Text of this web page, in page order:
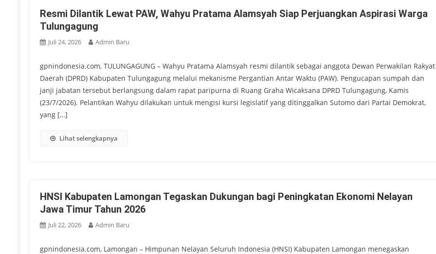
Resmi Dilantik Lewat PAW, Wahyu Pratama Alamsyah Siap Perjuangkan Aspirasi Warga
Tulungagung
Juli 24, 2026 Admin Baru
gpnindonesia.com, TULUNGAGUNG – Wahyu Pratama Alamsyah resmi dilantik sebagai anggota Dewan Perwakilan Rakyat
Daerah (DPRD) Kabupaten Tulungagung melalui mekanisme Pergantian Antar Waktu (PAW). Pengucapan sumpah dan
janji jabatan tersebut berlangsung dalam rapat paripurna di Ruang Graha Wicaksana DPRD Tulungagung, Kamis
(23/7/2026). Pelantikan Wahyu dilakukan untuk mengisi kursi legislatif yang ditinggalkan Sutomo dari Partai Demokrat,
yang […]
Lihat selengkapnya
HNSI Kabupaten Lamongan Tegaskan Dukungan bagi Peningkatan Ekonomi Nelayan
Jawa Timur Tahun 2026
Juli 22, 2026 Admin Baru
gpnindonesia.com, Lamongan – Himpunan Nelayan Seluruh Indonesia (HNSI) Kabupaten Lamongan menegaskan